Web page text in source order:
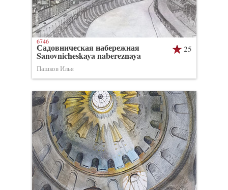
25
Садовническая набережная
Sanovnicheskaya nabereznaya
Пашков Илья
6746